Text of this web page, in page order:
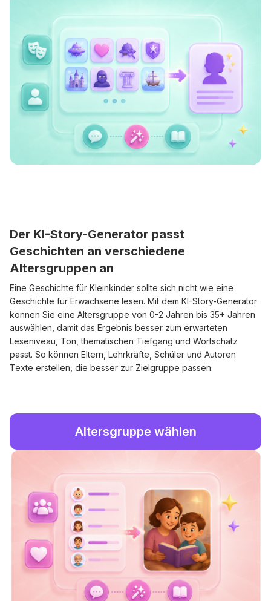
Der KI-Story-Generator passt
Geschichten an verschiedene
Altersgruppen an
Eine Geschichte für Kleinkinder sollte sich nicht wie eine
Geschichte für Erwachsene lesen. Mit dem KI-Story-Generator
können Sie eine Altersgruppe von 0-2 Jahren bis 35+ Jahren
auswählen, damit das Ergebnis besser zum erwarteten
Leseniveau, Ton, thematischen Tiefgang und Wortschatz
passt. So können Eltern, Lehrkräfte, Schüler und Autoren
Texte erstellen, die besser zur Zielgruppe passen.
Altersgruppe wählen